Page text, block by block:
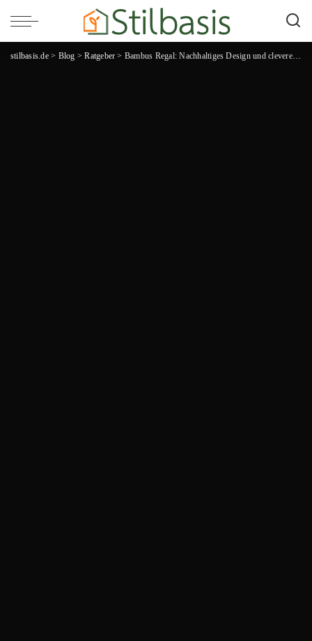
stilbasis.de> Blog >Ratgeber > Bambus Regal: Nachhaltiges Design und clevere Organisation für ein stilvolles Zuhause